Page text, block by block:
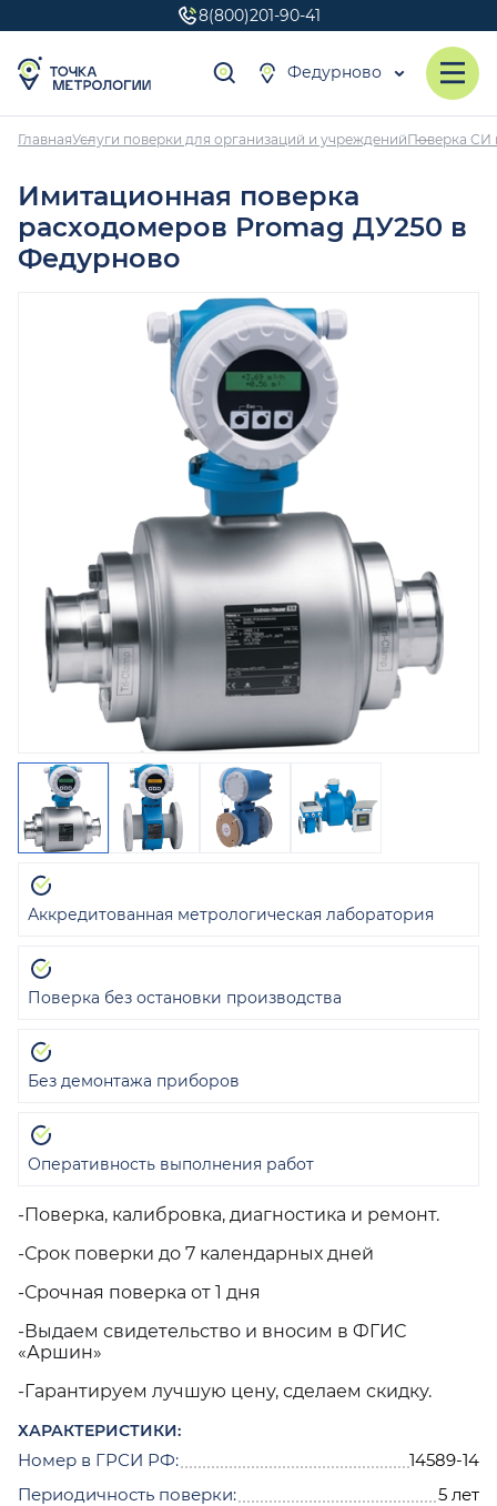
8(800)201-90-41
Федурново
ГлавнаяУслуги поверки для организаций и учрежденийПоверка СИ
Имитационная поверка
расходомеров Promag ДУ250 в
Федурново
-Поверка, калибровка, диагностика и ремонт.
-Срок поверки до 7 календарных дней
-Срочная поверка от 1 дня
-Выдаем свидетельство и вносим в ФГИС
«Аршин»
-Гарантируем лучшую цену, сделаем скидку.
ХАРАКТЕРИСТИКИ:
Номер в ГРСИ РФ:
14589-14
Периодичность поверки:
5 лет
Аккредитованная метрологическая лаборатория
Поверка без остановки производства
Без демонтажа приборов
Оперативность выполнения работ